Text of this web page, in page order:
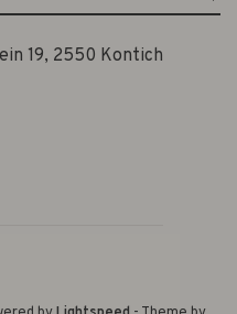
19, 2550 Kontich